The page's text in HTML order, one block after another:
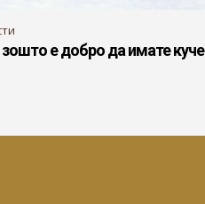
зошто е добро да имате куче